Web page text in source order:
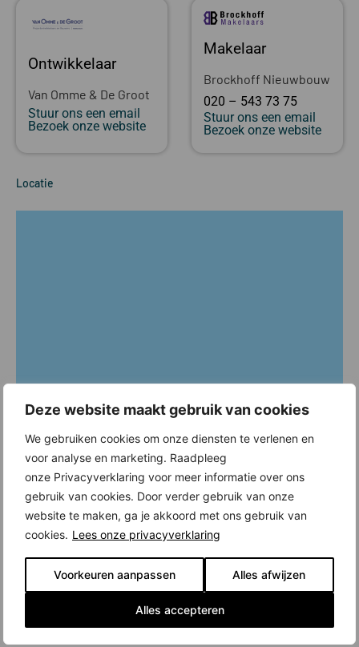
Deze website maakt gebruik van cookies
We gebruiken cookies om onze diensten te verlenen en
voor analyse en marketing. Raadpleeg
onze Privacyverklaring voor meer informatie over ons
gebruik van cookies. Door verder gebruik van onze
website te maken, ga je akkoord met ons gebruik van
cookies. Lees onze privacyverklaring
Voorkeuren aanpassen Alles afwijzen
Alles accepteren
Ontwikkelaar
Van Omme & De Groot
Stuur ons een email
Bezoek onze website
Makelaar
Brockhoff Nieuwbouw
020 – 543 73 75
Stuur ons een email
Bezoek onze website
Locatie
Nieuwbouw in Kudelstaart